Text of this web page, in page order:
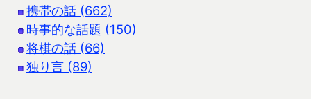
携帯の話 (662)
時事的な話題 (150)
将棋の話 (66)
独り言 (89)